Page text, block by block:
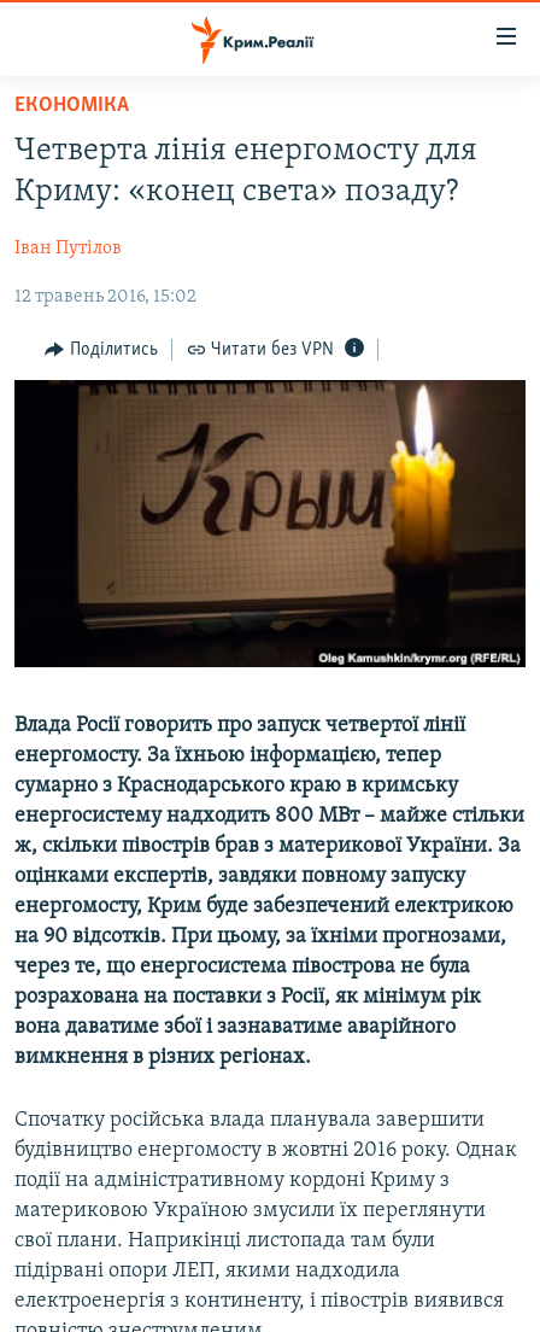
Перейти
основного
матеріалу
Перейти
до
навігації
Перейти
ВОДА.КРИМ
ВІДЕО ТА ФОТО
ПОЛІТИКА
БЛОГИ
ПОГЛЯД
ІНТЕРВ'Ю
СВІДЧЕННЯ ОКУПАЦІЇ
ЯК ОБІЙТИ БЛОКУВАННЯ
Qırımtatar
Усі сайти RFE/RL
ЕКОНОМІКА
Четверта лінія енергомосту для
Криму: «конец света» позаду?
Іван Путілов
12 травень 2016, 15:02
Поділитись Читати без VPN
Влада Росії говорить про запуск четвертої лінії
енергомосту. За їхньою інформацією, тепер
сумарно з Краснодарського краю в кримську
енергосистему надходить 800 МВт – майже стільки
ж, скільки півострів брав з материкової України. За
оцінками експертів, завдяки повному запуску
енергомосту, Крим буде забезпечений електрикою
на 90 відсотків. При цьому, за їхніми прогнозами,
через те, що енергосистема півострова не була
розрахована на поставки з Росії, як мінімум рік
вона даватиме збої і зазнаватиме аварійного
вимкнення в різних регіонах.
Спочатку російська влада планувала завершити
будівництво енергомосту в жовтні 2016 року. Однак
події на адміністративному кордоні Криму з
материковою Україною змусили їх переглянути
свої плани. Наприкінці листопада там були
підірвані опори ЛЕП, якими надходила
електроенергія з континенту, і півострів виявився